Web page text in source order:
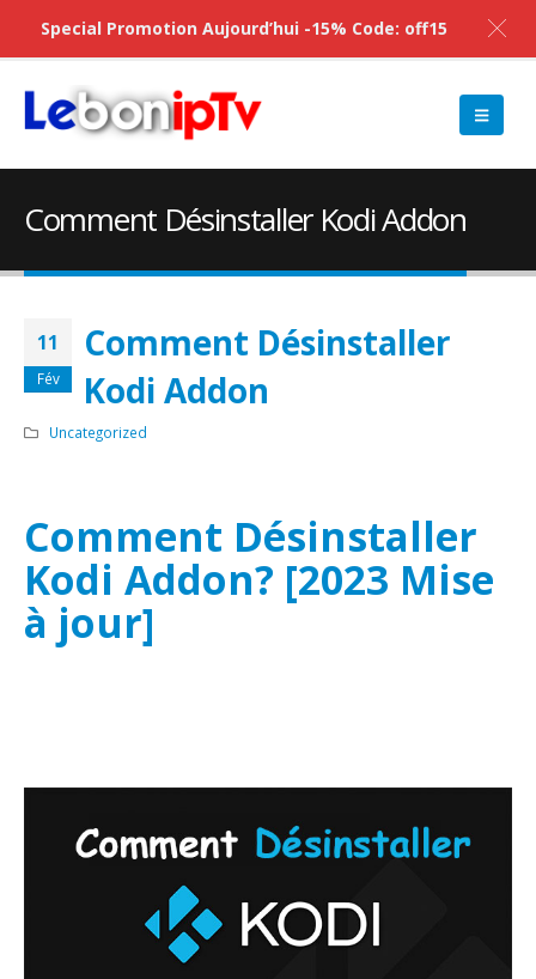
Comment Désinstaller Kodi Addon
11
Fév
Comment Désinstaller
Kodi Addon
Uncategorized
Comment Désinstaller
Kodi Addon? [2023 Mise
à jour]
Special Promotion Aujourd’hui -15% Code: off15